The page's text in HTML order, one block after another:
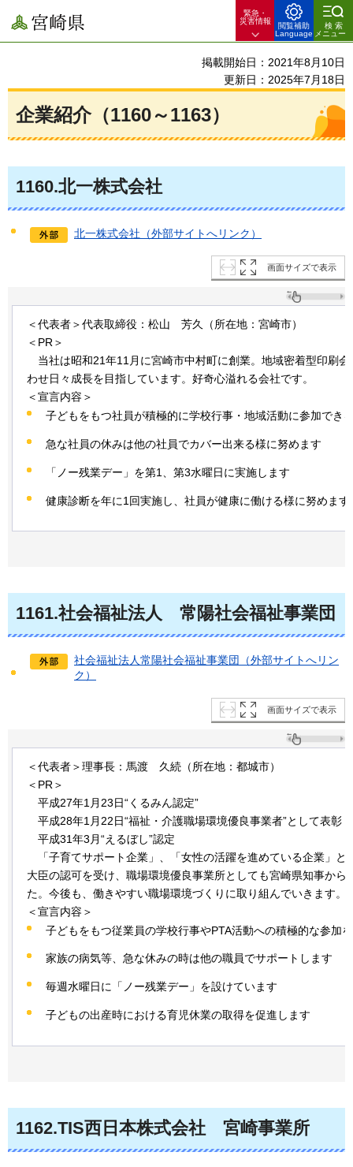
宮崎県
緊急・
災害情報
閲覧補助
Language
検索
メニュー
掲載開始日：2021年8月10日
更新日：2025年7月18日
企業紹介（1160～1163）
1160.北一株式会社
北一株式会社（外部サイトへリンク）
画面サイズで表示
＜代表者＞代表取締役：松山 芳久
（所在地：宮崎市）
＜PR＞
当社は昭和21年11月に宮崎市中村町に創業。地域密着型印刷
わせ日々成長を目指しています。好奇心溢れる会社です。
＜宣言内容＞
子どもをもつ社員が積極的に学校行事・地域活動に参加でき
急な社員の休みは他の社員でカバー出来る様に努めます
「ノー残業デー」を第1、第3水曜日に実施します
健康診断を年に1回実施し、社員が健康に働ける様に努めます
1161.社会福祉法人 常陽社会福祉事業団
社会福祉法人常陽社会福祉事業団（外部サイトへリン
ク）
画面サイズで表示
＜代表者＞理事長：馬渡 久続（所在地：都城市）
＜PR＞
平成27年1月23日“くるみん認定”
平成28年1月22日“福祉・介護職場環境優良事業者”として表彰
平成31年3月“えるぼし”認定
「子育てサポート企業」、「女性の活躍を進めている企業」と
大臣の認可を受け、職場環境優良事業所としても宮崎県知事から
た。今後も、働きやすい職場環境づくりに取り組んでいきます。
＜宣言内容＞
子どもをもつ従業員の学校行事やPTA活動への積極的な参加
家族の病気等、急な休みの時は他の職員でサポートします
毎週水曜日に「ノー残業デー」を設けています
子どもの出産時における育児休業の取得を促進します
1162.TIS西日本株式会社 宮崎事業所